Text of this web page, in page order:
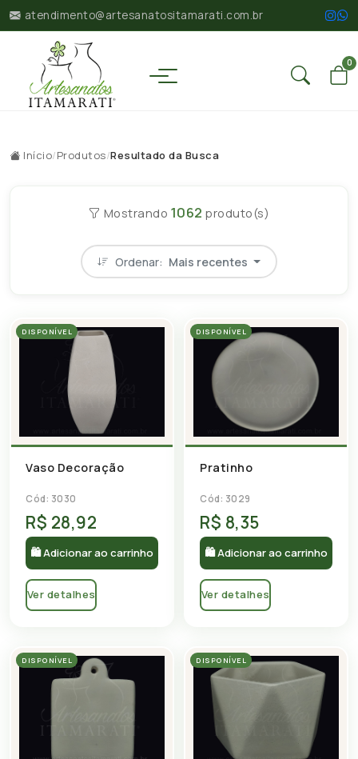
atendimento@artesanatositamarati.com.br
0
Início/Produtos/Resultado da Busca
Mostrando 1062 produto(s)
Ordenar: Mais recentes
DISPONÍVEL
Vaso Decoração
Cód: 3030
R$ 28,92
🛍 Adicionar ao carrinho
Ver detalhes
DISPONÍVEL
Pratinho
Cód: 3029
R$ 8,35
🛍 Adicionar ao carrinho
Ver detalhes
DISPONÍVEL DISPONÍVEL